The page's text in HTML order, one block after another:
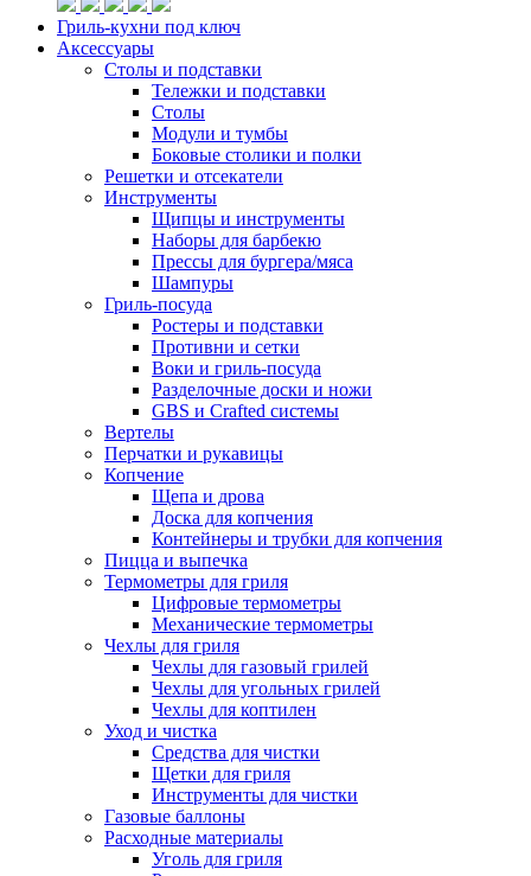
Гриль-кухни под ключ
Аксессуары
Столы и подставки
Тележки и подставки
Столы
Модули и тумбы
Боковые столики и полки
Решетки и отсекатели
Инструменты
Щипцы и инструменты
Наборы для барбекю
Прессы для бургера/мяса
Шампуры
Гриль-посуда
Ростеры и подставки
Противни и сетки
Воки и гриль-посуда
Разделочные доски и ножи
GBS и Crafted системы
Вертелы
Перчатки и рукавицы
Копчение
Щепа и дрова
Доска для копчения
Контейнеры и трубки для копчения
Пицца и выпечка
Термометры для гриля
Цифровые термометры
Механические термометры
Чехлы для гриля
Чехлы для газовый грилей
Чехлы для угольных грилей
Чехлы для коптилен
Уход и чистка
Средства для чистки
Щетки для гриля
Инструменты для чистки
Газовые баллоны
Расходные материалы
Уголь для гриля